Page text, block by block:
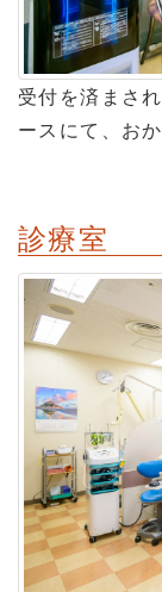
受付を済まさ
ースにて、お
診療室